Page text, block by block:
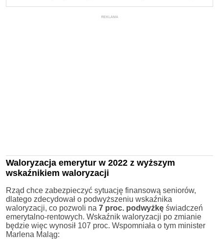
REKLAMA
Waloryzacja emerytur w 2022 z wyższym
wskaźnikiem waloryzacji
Rząd chce zabezpieczyć sytuację finansową seniorów,
dlatego zdecydował o podwyższeniu wskaźnika
waloryzacji, co pozwoli na 7 proc. podwyżkę świadczeń
emerytalno-rentowych. Wskaźnik waloryzacji po zmianie
będzie więc wynosił 107 proc. Wspomniała o tym minister
Marlena Maląg: